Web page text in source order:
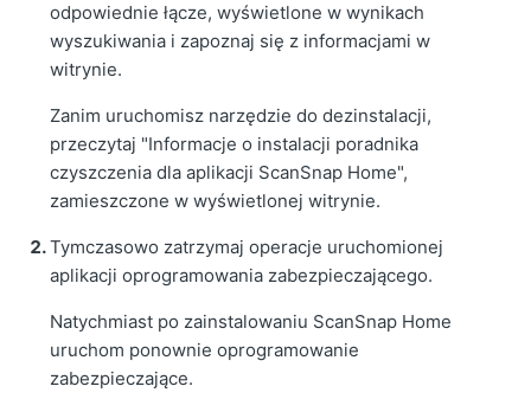
odpowiednie łącze, wyświetlone w wynikach
wyszukiwania i zapoznaj się z informacjami w
witrynie.
Zanim uruchomisz narzędzie do dezinstalacji,
przeczytaj "Informacje o instalacji poradnika
czyszczenia dla aplikacji ScanSnap Home",
zamieszczone w wyświetlonej witrynie.
Tymczasowo zatrzymaj operacje uruchomionej
aplikacji oprogramowania zabezpieczającego.
Natychmiast po zainstalowaniu ScanSnap Home
uruchom ponownie oprogramowanie
zabezpieczające.